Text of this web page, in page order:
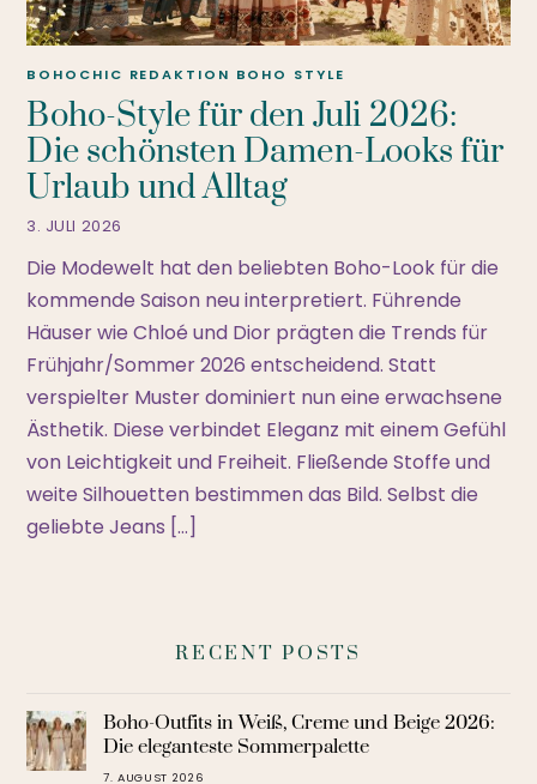
3. JULI 2026
Boho-Style für den Juli 2026:
Die schönsten Damen-Looks für
Urlaub und Alltag
BOHOCHIC REDAKTION BOHO STYLE
Die Modewelt hat den beliebten Boho-Look für die
kommende Saison neu interpretiert. Führende
Häuser wie Chloé und Dior prägten die Trends für
Frühjahr/Sommer 2026 entscheidend. Statt
verspielter Muster dominiert nun eine erwachsene
Ästhetik. Diese verbindet Eleganz mit einem Gefühl
von Leichtigkeit und Freiheit. Fließende Stoffe und
weite Silhouetten bestimmen das Bild. Selbst die
geliebte Jeans […]
RECENT POSTS
Boho-Outfits in Weiß, Creme und Beige 2026:
Die eleganteste Sommerpalette
7. AUGUST 2026